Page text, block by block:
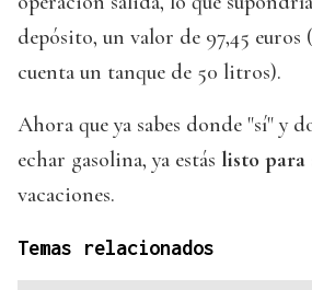
depósito, un valor de 97,45 euros
cuenta un tanque de 50 litros).
Ahora que ya sabes donde "sí" y
echar gasolina, ya estás listo
vacaciones.
Temas relacionados